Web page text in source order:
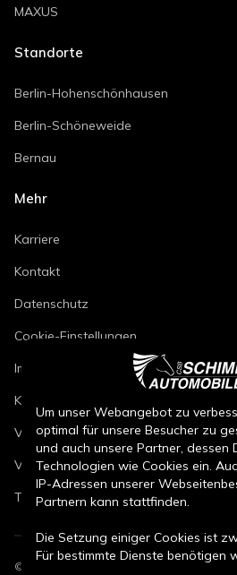
MAXUS
Standorte
Berlin-Hohenschönhausen
Berlin-Schöneweide
Bernau
Mehr
Karriere
Kontakt
Datenschutz
Cookie-Einstellungen
Impressum
Kfz-Reparaturbedingungen
Verkaufsbedingungen Neuwagen
Verkaufsbedingungen
Teileverkaufsbedingungen
© CSB Schimmel Automobile
Um unser Webangebot zu
optimal für unsere Besucher zu
und auch unsere Partner, dessen
Technologien wie Cookies ein.
IP-Adressen unserer
Partnern kann stattfinden.
Die Setzung einiger Cookies ist
Für bestimmte Dienste benötigen